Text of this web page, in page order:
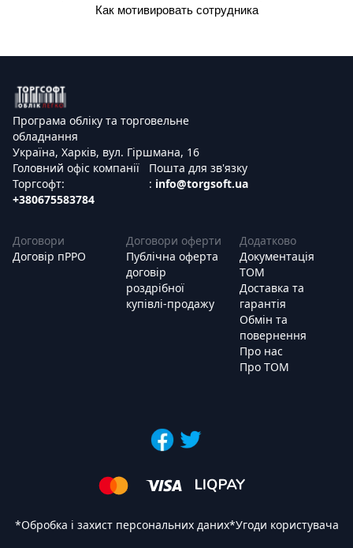
Как мотивировать сотрудника
Програма обліку та торговельне
обладнання
Україна, Харків, вул. Гіршмана, 16
Головний офіс компанії
Торгсофт:
+380675583784
Пошта для зв'язку
: info@torgsoft.ua
Договори
Договір пРРО
Договори оферти
Публічна оферта
договір
роздрібної
купівлі-продажу
Додатково
Документація
ТОМ
Доставка та
гарантія
Обмін та
повернення
Про нас
Про ТОМ
*Обробка і захист персональних даних*Угоди користувача